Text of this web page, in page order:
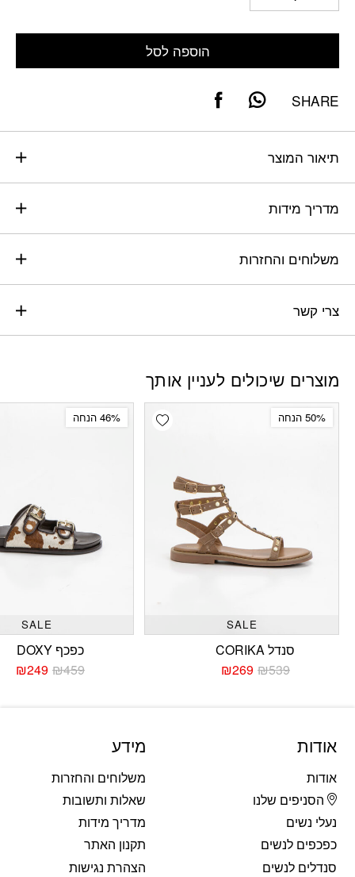
הוספה לסל
SHARE
תיאור המוצר
מדריך מידות
משלוחים והחזרות
צרי קשר
מוצרים שיכולים לעניין אותך
Add wishlist 50% הנחה
SALE
סנדל CORIKA
₪539
המחיר
₪269המחיר
46% הנחה
SALE
כפכף DOXY
₪459
₪249
אודות
אודות
הסניפים שלנו
נעלי נשים
כפכפים לנשים
סנדלים לנשים
מידע
משלוחים והחזרות
שאלות ותשובות
מדריך מידות
תקנון האתר
הצהרת נגישות